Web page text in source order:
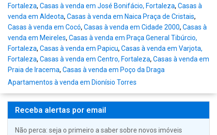
Fortaleza, Casas à venda em José Bonifácio, Fortaleza, Casas à
venda em Aldeota, Casas à venda em Naica Praça de Cristais,
Casas à venda em Cocó, Casas à venda em Cidade 2000, Casas à
venda em Meireles, Casas à venda em Praça General Tibúrcio,
Fortaleza, Casas à venda em Papicu, Casas à venda em Varjota,
Fortaleza, Casas à venda em Centro, Fortaleza, Casas à venda em
Praia de Iracema, Casas à venda em Poço da Draga
Apartamentos à venda em Dionísio Torres
Receba alertas por email
Não perca: seja o primeiro a saber sobre novos imóveis